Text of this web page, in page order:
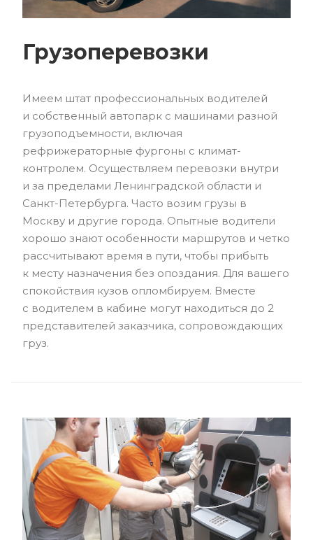
Грузоперевозки
Имеем штат профессиональных водителей
и собственный автопарк с машинами разной
грузоподъемности, включая
рефрижераторные фургоны с климат-
контролем. Осуществляем перевозки внутри
и за пределами Ленинградской области и
Санкт-Петербурга. Часто возим грузы в
Москву и другие города. Опытные водители
хорошо знают особенности маршрутов и четко
рассчитывают время в пути, чтобы прибыть
к месту назначения без опоздания. Для вашего
спокойствия кузов опломбируем. Вместе
с водителем в кабине могут находиться до 2
представителей заказчика, сопровождающих
груз.